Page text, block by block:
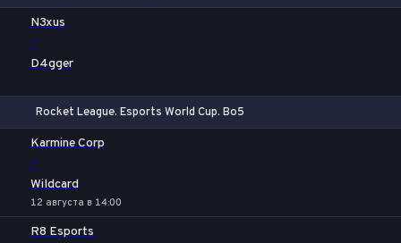
N3xus
-
D4gger
Rocket League. Esports World Cup. Bo5
Karmine Corp
-
Wildcard
12 августа в 14:00
R8 Esports